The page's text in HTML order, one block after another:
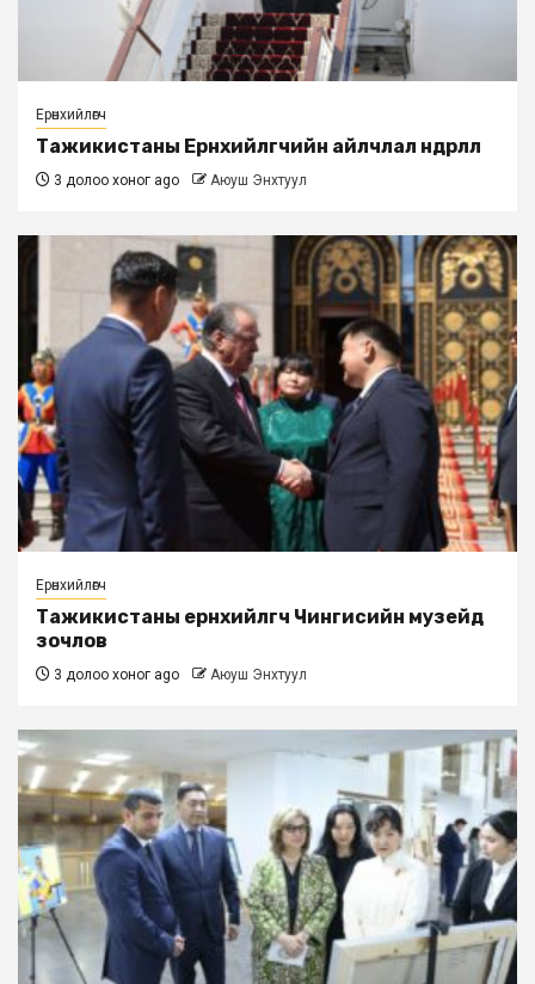
Ерөнхийлөгч
Тажикистаны Ерөнхийлөгчийн айлчлал өндөрлөлөө
3 долоо хоног ago Аюуш Энхтуул
Ерөнхийлөгч
Тажикистаны ерөнхийлөгч Чингисийн музейд
зочлов
3 долоо хоног ago Аюуш Энхтуул